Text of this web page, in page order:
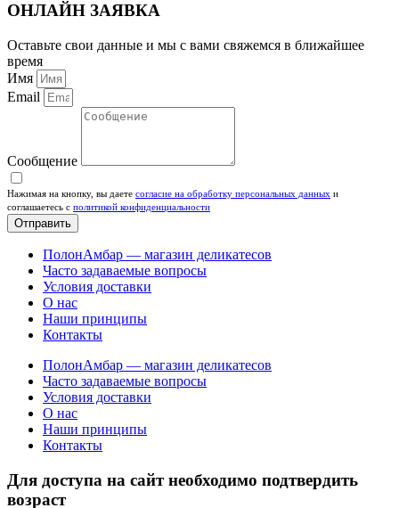
ОНЛАЙН ЗАЯВКА
Оставьте свои данные и мы с вами свяжемся в ближайшее
время
Имя
Email
Сообщение
Нажимая на кнопку, вы даете согласие на обработку персональных данных и
соглашаетесь c политикой конфиденциальности
Отправить
ПолонАмбар — магазин деликатесов
Часто задаваемые вопросы
Условия доставки
О нас
Наши принципы
Контакты
ПолонАмбар — магазин деликатесов
Часто задаваемые вопросы
Условия доставки
О нас
Наши принципы
Контакты
Для доступа на сайт необходимо подтвердить
возраст